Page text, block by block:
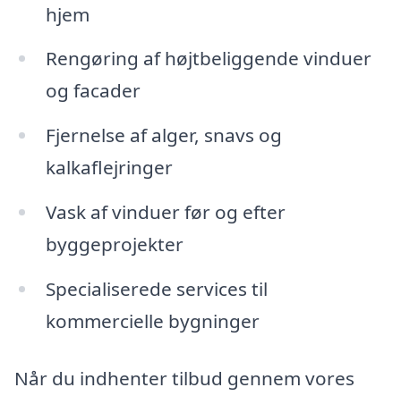
hjem
Rengøring af højtbeliggende vinduer
og facader
Fjernelse af alger, snavs og
kalkaflejringer
Vask af vinduer før og efter
byggeprojekter
Specialiserede services til
kommercielle bygninger
Når du indhenter tilbud gennem vores